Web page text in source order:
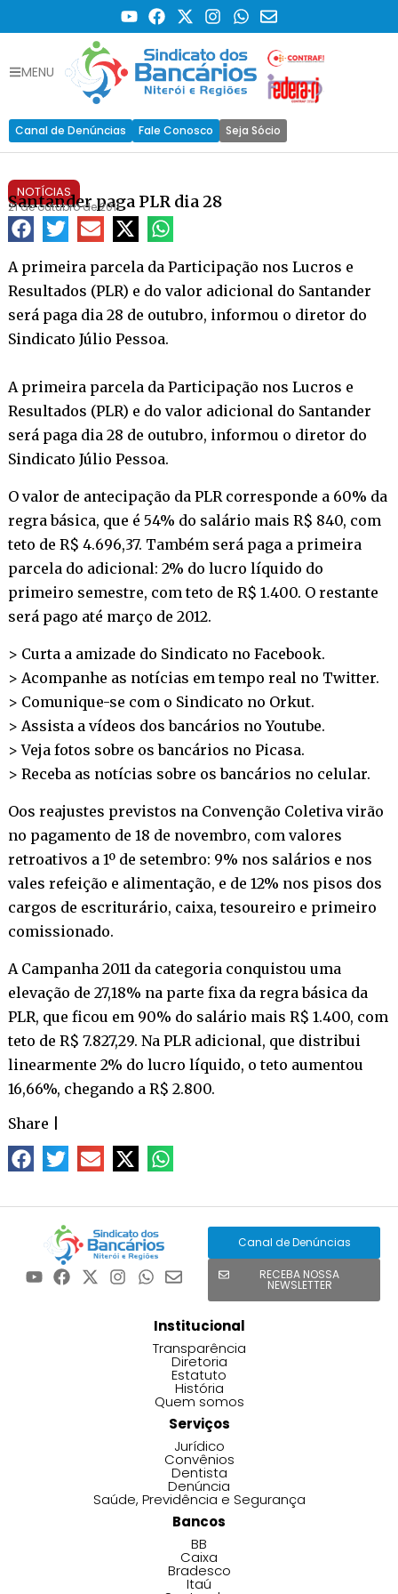
MENU
Canal de Denúncias Fale Conosco Seja Sócio
NOTÍCIAS
Santander paga PLR dia 28
21 de outubro de 2011
A primeira parcela da Participação nos Lucros e
Resultados (PLR) e do valor adicional do Santander
será paga dia 28 de outubro, informou o diretor do
Sindicato Júlio Pessoa.
A primeira parcela da Participação nos Lucros e
Resultados (PLR) e do valor adicional do Santander
será paga dia 28 de outubro, informou o diretor do
Sindicato Júlio Pessoa.
O valor de antecipação da PLR corresponde a 60% da
regra básica, que é 54% do salário mais R$ 840, com
teto de R$ 4.696,37. Também será paga a primeira
parcela do adicional: 2% do lucro líquido do
primeiro semestre, com teto de R$ 1.400. O restante
será pago até março de 2012.
> Curta a amizade do Sindicato no Facebook.
> Acompanhe as notícias em tempo real no Twitter.
> Comunique-se com o Sindicato no Orkut.
> Assista a vídeos dos bancários noYoutube.
> Veja fotos sobre os bancários no Picasa.
> Receba as notícias sobre os bancários no celular.
Oos reajustes previstos na Convenção Coletiva virão
no pagamento de 18 de novembro, com valores
retroativos a 1º de setembro: 9% nos salários e nos
vales refeição e alimentação, e de 12% nos pisos dos
cargos de escriturário, caixa, tesoureiro e primeiro
comissionado.
A Campanha 2011 da categoria conquistou uma
elevação de 27,18% na parte fixa da regra básica da
PLR, que ficou em 90% do salário mais R$ 1.400, com
teto de R$ 7.827,29. Na PLR adicional, que distribui
linearmente 2% do lucro líquido, o teto aumentou
16,66%, chegando a R$ 2.800.
Share
Canal de Denúncias
RECEBA NOSSA
NEWSLETTER
Institucional
Transparência
Diretoria
Estatuto
História
Quem somos
Serviços
Jurídico
Convênios
Dentista
Denúncia
Saúde, Previdência e Segurança
Bancos
BB
Caixa
Bradesco
Itaú